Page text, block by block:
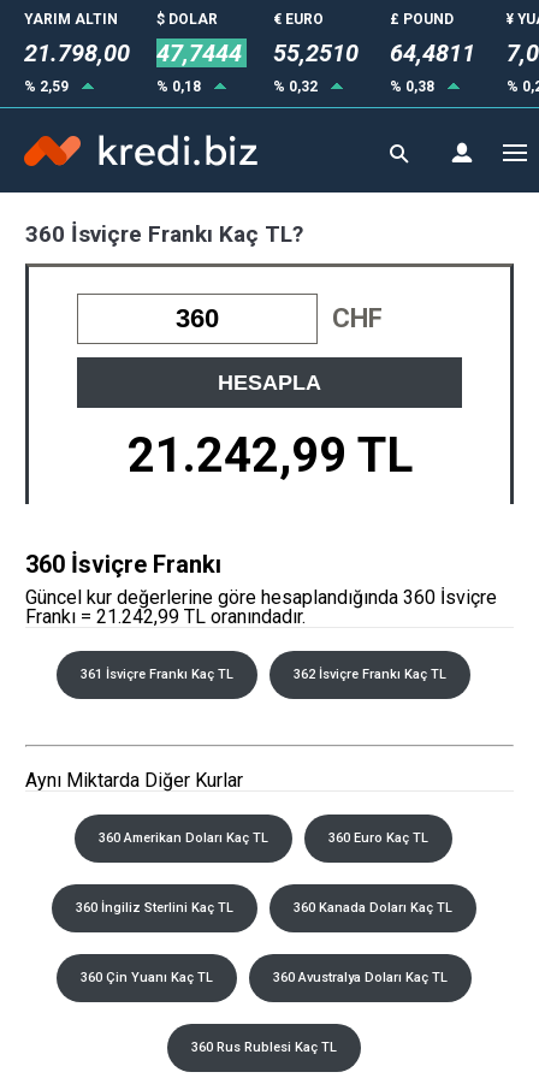
YARIM ALTIN
21.798,00
% 2,59
$ DOLAR
47,7444
% 0,18
€ EURO
55,2510
% 0,32
£ POUND
64,4811
% 0,38
¥
%
360 İsviçre Frankı Kaç TL?
CHF
HESAPLA
21.242,99 TL
360 İsviçre Frankı
Güncel kur değerlerine göre hesaplandığında 360 İsviçre
Frankı = 21.242,99 TL oranındadır.
361 İsviçre Frankı Kaç TL 362 İsviçre Frankı Kaç TL
Aynı Miktarda Diğer Kurlar
360 Amerikan Doları Kaç TL 360 Euro Kaç TL
360 İngiliz Sterlini Kaç TL 360 Kanada Doları Kaç TL
360 Çin Yuanı Kaç TL 360 Avustralya Doları Kaç TL
360 Rus Rublesi Kaç TL